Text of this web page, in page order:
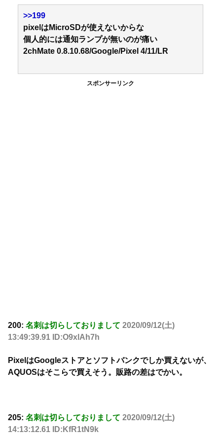
>>199
pixelはMicroSDが使えないからな
個人的には通知ランプが無いのが痛い
2chMate 0.8.10.68/Google/Pixel 4/11/LR
スポンサーリンク
200: 名刺は切らしておりまして 2020/09/12(土)
13:49:39.91 ID:O9xlAh7h
PixelはGoogleストアとソフトバンクでしか買えないが、
AQUOSはそこらで買えそう。販路の差はでかい。
205: 名刺は切らしておりまして 2020/09/12(土)
14:13:12.61 ID:KfR1tN9k